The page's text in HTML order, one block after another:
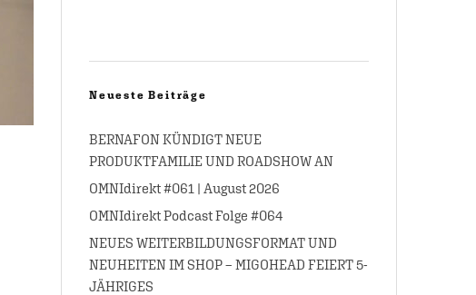
Neueste Beiträge
BERNAFON KÜNDIGT NEUE
PRODUKTFAMILIE UND ROADSHOW AN
OMNIdirekt #061 | August 2026
OMNIdirekt Podcast Folge #064
NEUES WEITERBILDUNGSFORMAT UND
NEUHEITEN IM SHOP – MIGOHEAD FEIERT 5-
JÄHRIGES